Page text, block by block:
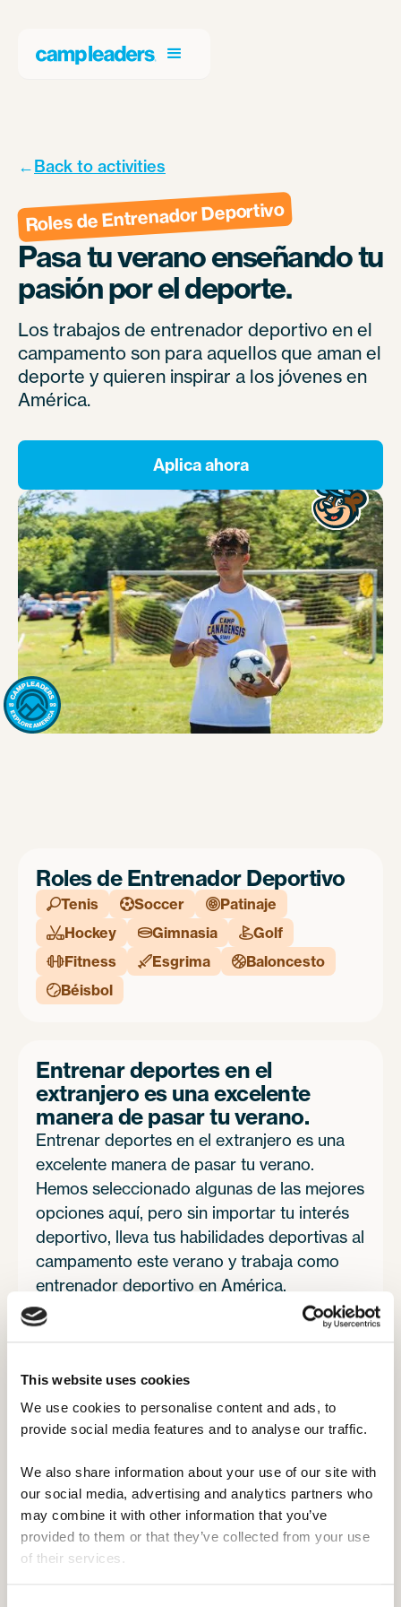
This website uses cookies
We use cookies to personalise content and ads, to
provide social media features and to analyse our traffic.
We also share information about your use of our site with
our social media, advertising and analytics partners who
may combine it with other information that you’ve
provided to them or that they’ve collected from your use
of their services.
←Back to activities
Roles de Entrenador Deportivo
Pasa tu verano enseñando tu
pasión por el deporte.
Los trabajos de entrenador deportivo en el
campamento son para aquellos que aman el
deporte y quieren inspirar a los jóvenes en
América.
Aplica ahora
Roles de Entrenador Deportivo
Tenis Soccer Patinaje
Hockey Gimnasia Golf
Fitness Esgrima Baloncesto
Béisbol
Entrenar deportes en el
extranjero es una excelente
manera de pasar tu verano.
Entrenar deportes en el extranjero es una
excelente manera de pasar tu verano.
Hemos seleccionado algunas de las mejores
opciones aquí, pero sin importar tu interés
deportivo, lleva tus habilidades deportivas al
campamento este verano y trabaja como
entrenador deportivo en América.
Obtén la experiencia definitiva
en entrenador deportivo en un
campamento de verano esta
temporada.
El verano definitivo
para quienes aman